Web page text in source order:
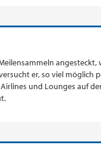
er, so viel möglich
und Lounges auf